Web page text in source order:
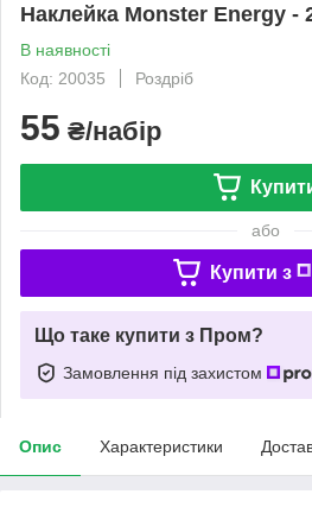
Наклейка Monster Energy -
В наявності
Код: 20035
Роздріб
55 ₴/набір
або
Купити з
Що таке купити з Пром?
Замовлення під захистом
Опис Характеристики